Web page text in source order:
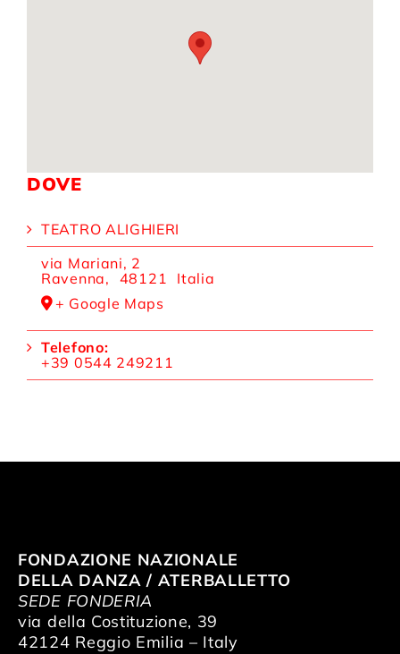
DOVE
TEATRO ALIGHIERI
via Mariani, 2
Ravenna, 48121
Italia
+ Google Maps
Telefono:
+39 0544 249211
FONDAZIONE NAZIONALE
DELLA DANZA / ATERBALLETTO
SEDE FONDERIA
via della Costituzione, 39
42124 Reggio Emilia – Italy